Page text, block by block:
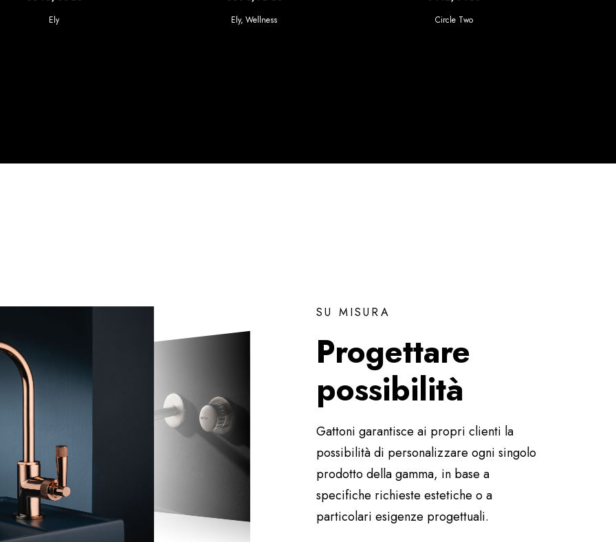
Ely Ely, Wellness Circle Two
SU MISURA
Progettare
possibilità
Gattoni garantisce ai propri clienti la
possibilità di personalizzare ogni singolo
prodotto della gamma, in base a
specifiche richieste estetiche o a
particolari esigenze progettuali.